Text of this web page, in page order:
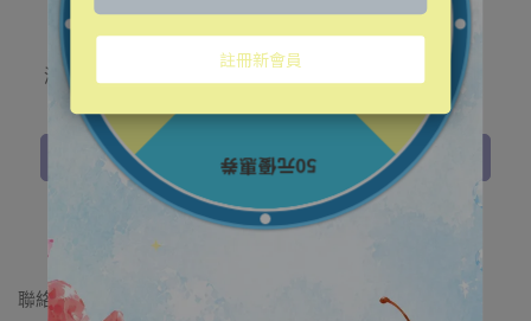
📌與「訊聯集團」攜手研
製，功能性保養修護新境界
泌芙極光*外泌體高效修護
NT$1,580NT$2,080
加入購物車
撫紋鑽石級成分！喚回青春
富勒烯恆顏亮白面膜
NT$1,280
加入購物車
聯絡我們